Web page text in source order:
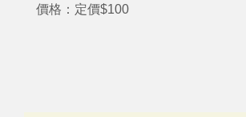
價格：定價$100